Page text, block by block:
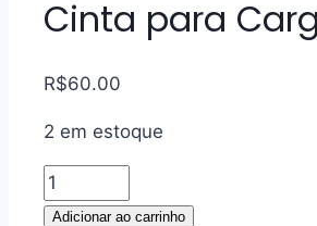
Cinta para
R$60.00
2 em estoque
Adicionar ao carrinho